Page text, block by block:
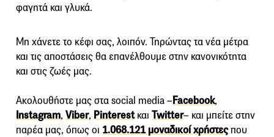
φαγητά και γλυκά.
Μη χάνετε το κέφι σας, λοιπόν. Τηρώντας τα νέα μέτρα
και τις αποστάσεις θα επανέλθουμε στην κανονικότητα
και στις ζωές μας.
Ακολουθήστε μας στα social media –Facebook,
Instagram, Viber, Pinterestκαι Twitter– και μπείτε στην
παρέα μας, όπως οι 1.068.121 μοναδικοί χρήστεςπου